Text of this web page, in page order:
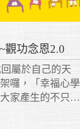
觀功念恩2.0
屬於自己的天
囉，「幸福心學
家產生的不只是